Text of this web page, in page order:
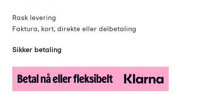
Rask levering
Faktura, kort, direkte eller delbetaling
Sikker betaling